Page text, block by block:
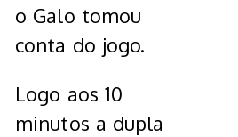
o Galo tomou
conta do jogo.
Logo aos 10
minutos a dupla